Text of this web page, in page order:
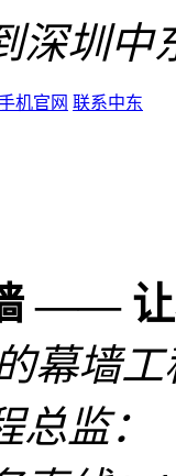
深圳中
机官网 联系中东
—— 让
幕墙工
总监：